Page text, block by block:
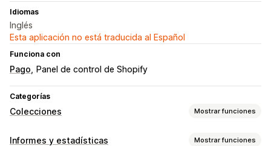
Idiomas
Inglés
Esta aplicación no está traducida al Español
Funciona con
Pago Panel de control de Shopify
Categorías
Colecciones Mostrar funciones
Acciones de clasificación
Informes y estadísticas Mostrar funciones